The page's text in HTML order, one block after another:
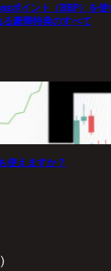
ポイント（BBP）を
豪華特典のすべて
使えますか？